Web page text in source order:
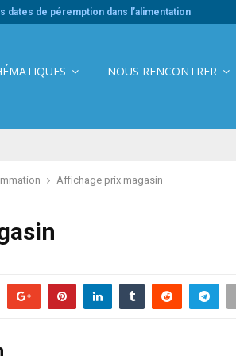
dates de péremption dans l’alimentation
NOUS RENCONTRER
Affichage prix magasin